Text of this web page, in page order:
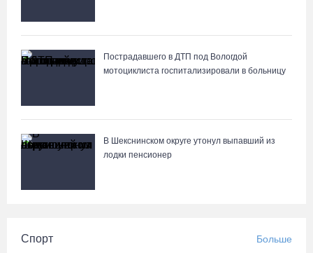
Пострадавшего в ДТП под Вологдой
мотоциклиста госпитализировали в больницу
В Шекснинском округе утонул выпавший из
лодки пенсионер
Спорт Больше